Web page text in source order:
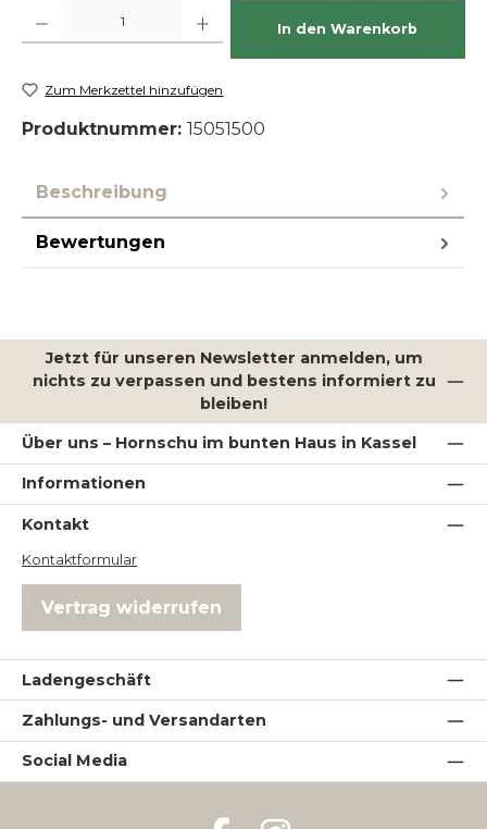
In den Warenkorb
Zum Merkzettel hinzufügen
Produktnummer: 15051500
Beschreibung
Bewertungen
Jetzt für unseren Newsletter anmelden, um
nichts zu verpassen und bestens informiert zu
bleiben!
Über uns – Hornschu im bunten Haus in Kassel
Informationen
Kontakt
Kontaktformular
Vertrag widerrufen
Ladengeschäft
Zahlungs- und Versandarten
Social Media